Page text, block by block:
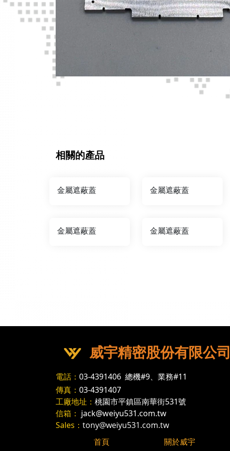
相關的產品
金屬遮蔽蓋 金屬遮蔽蓋
金屬遮蔽蓋 金屬遮蔽蓋
威宇精密股份有限公司
電話： 03-4391406 總機#9、業務#11
傳真： 03-4391407
工廠地址： 桃園市平鎮區南華街531號
信箱： jack@weiyu531.com.tw
Sales： tony@weiyu531.com.tw
首頁
關於威宇